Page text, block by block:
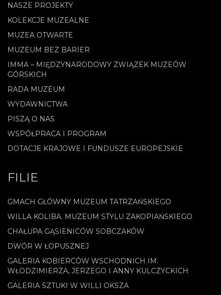
NASZE PROJEKTY
KOLEKCJE MUZEALNE
MUZEA OTWARTE
MUZEUM BEZ BARIER
IMMA – MIĘDZYNARODOWY ZWIĄZEK MUZEÓW
GÓRSKICH
RADA MUZEUM
WYDAWNICTWA
PISZĄ O NAS
WSPÓŁPRACA I PROGRAM
DOTACJE KRAJOWE I FUNDUSZE EUROPEJSKIE
FILIE
GMACH GŁÓWNY MUZEUM TATRZAŃSKIEGO
WILLA KOLIBA. MUZEUM STYLU ZAKOPIAŃSKIEGO
CHAŁUPA GĄSIENICÓW SOBCZAKÓW
DWÓR W ŁOPUSZNEJ
GALERIA KOBIERCÓW WSCHODNICH IM.
WŁODZIMIERZA, JERZEGO I ANNY KULCZYCKICH
GALERIA SZTUKI W WILLI OKSZA